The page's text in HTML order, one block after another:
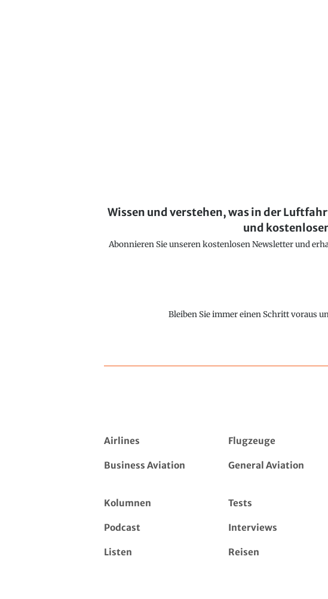
Wissen und verstehen, was in der
und
Abonnieren Sie unseren kostenlosen Newsletter und
Bleiben Sie immer einen Schritt voraus
Airlines Flugzeuge
Business Aviation General Aviation
Kolumnen Tests
Podcast Interviews
Listen Reisen